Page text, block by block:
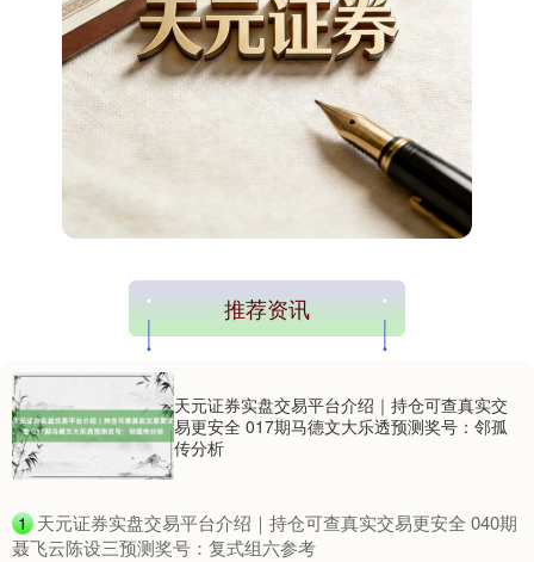
+200.89 +1.42%
沪深300 4694.44
推荐资讯
天元证券实盘交易平台介绍｜持仓可查真实交
易更安全 017期马德文大乐透预测奖号：邻孤
传分析
1 ​天元证券实盘交易平台介绍｜持仓可查真实交易更安全 040期
聂飞云陈设三预测奖号：复式组六参考